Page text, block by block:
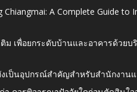
Chiangmai: A Complete Guide to
ม เพื่อยกระดับบ้านและอาคารด้วยบ
เป็นอุปกรณ์สำคัญสำหรับสำนักงาน